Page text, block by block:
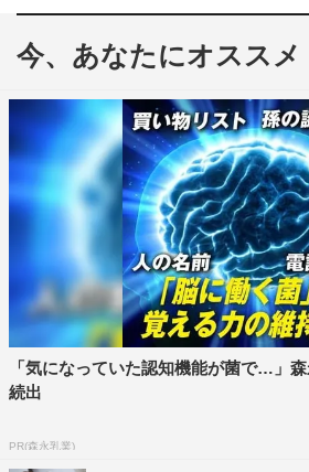
今、あなたにオススメ
「気になっていた認知機能が菌で…」
続出
PR(森永乳業)